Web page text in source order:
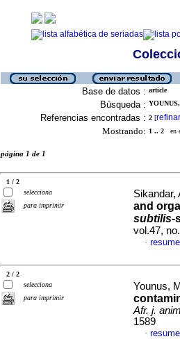
Base de datos : article
Búsqueda :
Referencias encontradas : 2 [refinar
Mostrando: 1 .. 2 en
página 1 de 1
1 / 2
selecciona
para imprimir
Sikandar,
and
subtilis-
vol.47,
·
2 / 2
selecciona
para imprimir
Younus,
Afr. j.
1589
·